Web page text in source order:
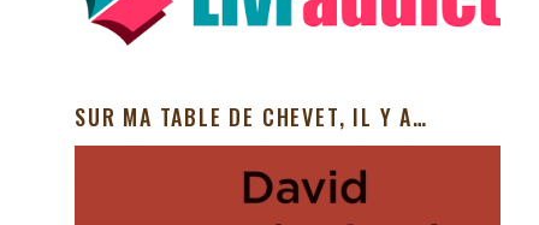
SUR MA TABLE DE CHEVET, IL Y A…